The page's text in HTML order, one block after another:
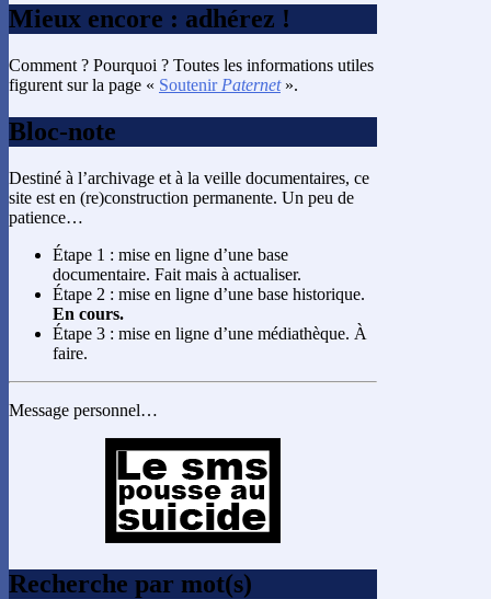
Mieux encore : adhérez !
Comment ? Pourquoi ? Toutes les informations utiles
figurent sur la page « Soutenir Paternet».
Bloc-note
Destiné à l’archivage et à la veille documentaires, ce
site est en (re)construction permanente. Un peu de
patience…
Étape 1 : mise en ligne d’une base
documentaire. Fait mais à actualiser.
Étape 2 : mise en ligne d’une base historique.
En cours.
Étape 3 : mise en ligne d’une médiathèque. À
faire.
Message personnel…
Recherche par mot(s)